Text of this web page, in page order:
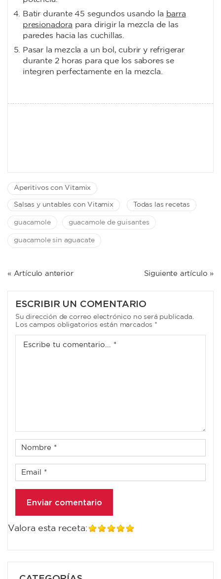
Batir durante 45 segundos usando la barra
presionadora para dirigir la mezcla de las
paredes hacia las cuchillas.
Pasar la mezcla a un bol, cubrir y refrigerar
durante 2 horas para que los sabores se
integren perfectamente en la mezcla.
Aperitivos con Vitamix
Salsas y untables con Vitamix Todas las recetas
guacamole guacamole de guisantes
guacamole sin aguacate
NAVEGACIÓN
ENTRADAS
« Artículo anterior Siguiente artículo »
ESCRIBIR UN COMENTARIO
Su dirección de correo electrónico no será publicada.
Los campos obligatorios están marcados *
Valora esta receta: